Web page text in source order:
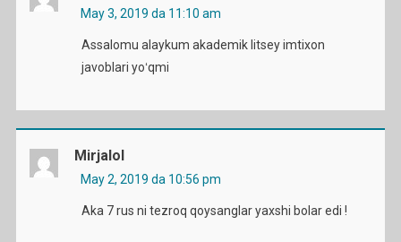
May 3, 2019 da 11:10 am
Assalomu alaykum akademik litsey imtixon
javoblari yoʻqmi
Mirjalol
May 2, 2019 da 10:56 pm
Aka 7 rus ni tezroq qoysanglar yaxshi bolar edi !